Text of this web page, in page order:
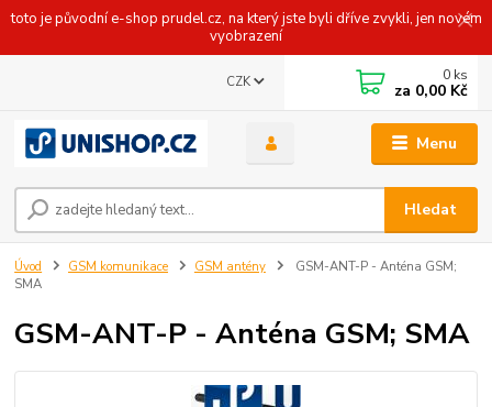
toto je původní e-shop prudel.cz, na který jste byli dříve zvykli, jen novém
vyobrazení
Menu
CZK
Hledat
0 ks
za 0,00 Kč
Úvod GSM komunikace GSM antény
GSM-ANT-P - Anténa GSM;
SMA
GSM-ANT-P - Anténa GSM; SMA